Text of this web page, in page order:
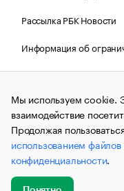
Рассылка РБК Новости
Информация об
Правовая информация
© АО
и материалы
(зарегистрировано
связи,
коммуникаций
№ФС77-63848)
публикации могут
не предназначенную для
Мы используем cookie.
взаимодействие
Продолжая
использованием
конфиденциальности.